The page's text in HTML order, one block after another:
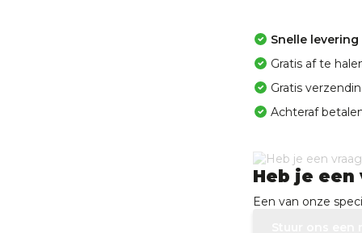
Snelle levering
Gratis af te
Gratis
Achteraf
Heb je
Een van onze